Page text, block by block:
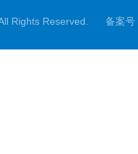
Rights Reserved. 备案号